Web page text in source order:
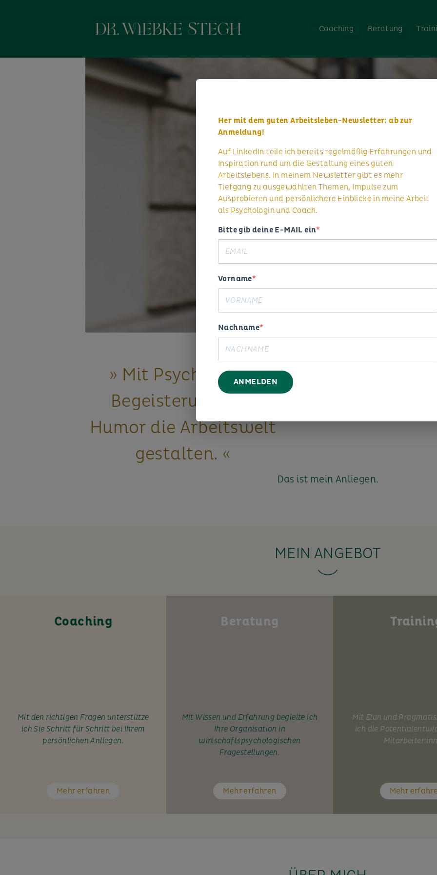
Coaching Beratung
» Mit Psychologie,
Begeisterung und
Humor die Arbeitswelt
gestalten. «
Das ist mein Anliegen.
MEIN ANGEBOT
Coaching
Mit den richtigen Fragen unterstütze
ich Sie Schritt für Schritt bei Ihrem
persönlichen Anliegen.
Mehr erfahren
Beratung
Mit Wissen und Erfahrung begleite ich
Ihre Organisation in
wirtschaftspsychologischen
Fragestellungen.
Mehr erfahren
Mit Elan und
ich die
Mehr
Her mit dem guten Arbeitsleben-Newsletter: ab zur
Anmeldung!
Auf LinkedIn teile ich bereits regelmäßig Erfahrungen und
Inspiration rund um die Gestaltung eines guten
Arbeitslebens. In meinem Newsletter gibt es mehr
Tiefgang zu ausgewählten Themen, Impulse zum
Ausprobieren und persönlichere Einblicke in meine Arbeit
als Psychologin und Coach.
Bitte gib deine E-MAIL ein
Vorname
Nachname
ANMELDEN